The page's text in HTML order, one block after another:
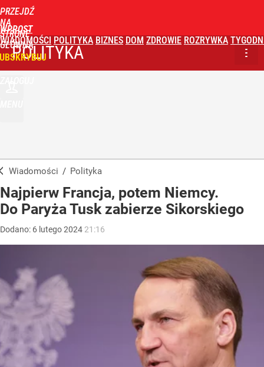
PRZEJDŹ
NA
STRONĘ
GŁÓWNĄ
WPROST
WIADOMOŚCI POLITYKA BIZNES DOM ZDROWIE ROZRYWKA
POLITYKA
Wiadomości / Polityka
Najpierw Francja, potem Niemcy.
Do Paryża Tusk zabierze Sikorskiego
Dodano: 6 lutego2024 21:16